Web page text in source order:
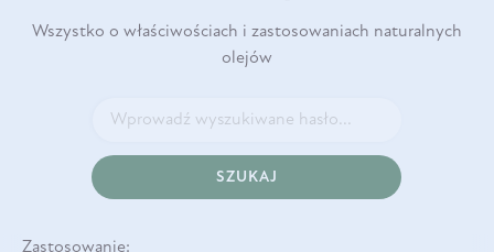
Wszystko o właściwościach i zastosowaniach naturalnych
olejów
SZUKAJ
Zastosowanie: